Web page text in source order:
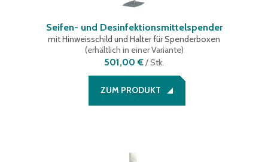
Seifen- und Desinfektionsmittelspender
mit Hinweisschild und Halter für Spenderboxen
(erhältlich in einer Variante)
501,00 €/Stk.
ZUM PRODUKT